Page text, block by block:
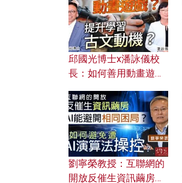
邱國光博士x潘詠儀校
長：如何善用動畫遊戲
劉寧榮教授：互聯網的
開放反催生資訊繭房，